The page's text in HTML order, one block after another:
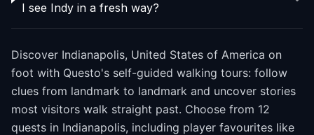
I see Indy in a fresh way?
Discover Indianapolis, United States of America on
foot with Questo's self-guided walking tours: follow
clues from landmark to landmark and uncover stories
most visitors walk straight past. Choose from 12
quests in Indianapolis, including player favourites like